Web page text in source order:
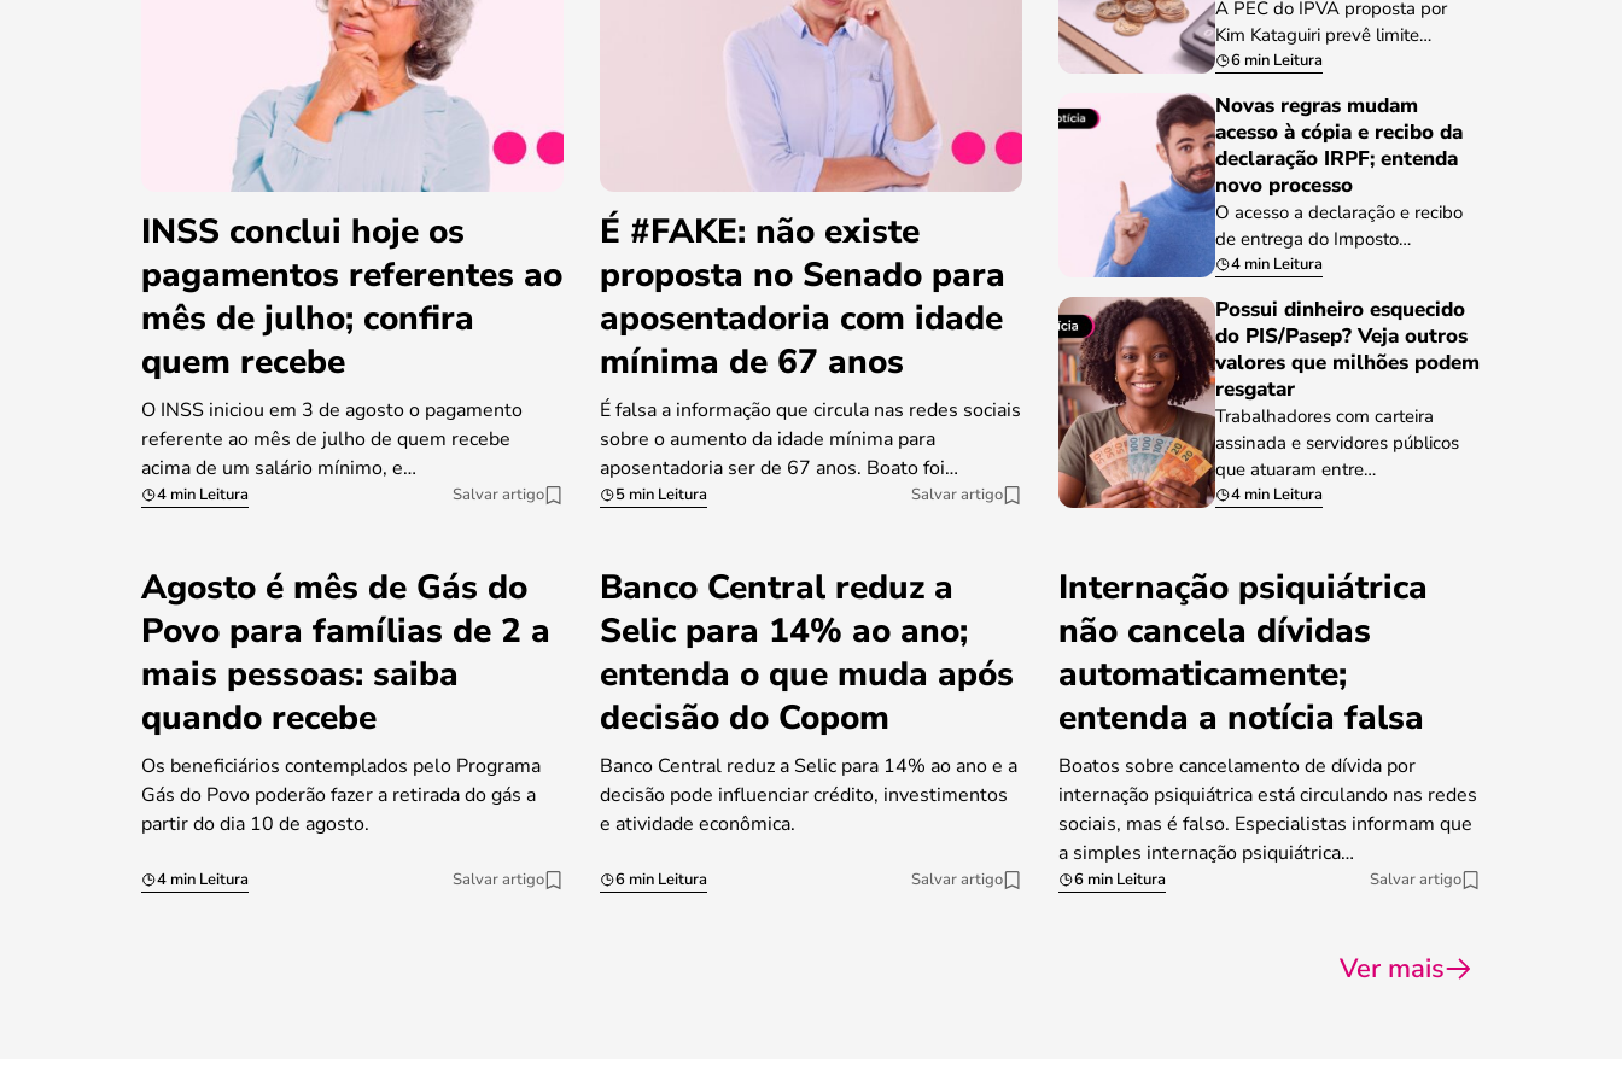
INSS conclui hoje os
pagamentos referentes ao
mês de julho; confira
quem recebe
O INSS iniciou em 3 de agosto o pagamento
referente ao mês de julho de quem recebe
acima de um salário mínimo, e…
4 min Leitura Salvar artigo
É #FAKE: não existe
proposta no Senado para
aposentadoria com idade
mínima de 67 anos
É falsa a informação que circula nas redes sociais
sobre o aumento da idade mínima para
aposentadoria ser de 67 anos. Boato foi…
5 min Leitura Salvar artigo
A PEC do IPVA proposta por
Kim Kataguiri prevê limite…
6 min Leitura
Novas regras mudam
acesso à cópia e recibo da
declaração IRPF; entenda
novo processo
O acesso a declaração e recibo
de entrega do Imposto…
4 min Leitura
Possui dinheiro esquecido
do PIS/Pasep? Veja outros
valores que milhões podem
resgatar
Trabalhadores com carteira
assinada e servidores públicos
que atuaram entre…
4 min Leitura
Agosto é mês de Gás do
Povo para famílias de 2 a
mais pessoas: saiba
quando recebe
Os beneficiários contemplados pelo Programa
Gás do Povo poderão fazer a retirada do gás a
partir do dia 10 de agosto.
4 min Leitura Salvar artigo
Banco Central reduz a
Selic para 14% ao ano;
entenda o que muda após
decisão do Copom
Banco Central reduz a Selic para 14% ao ano e a
decisão pode influenciar crédito, investimentos
e atividade econômica.
6 min Leitura Salvar artigo
Internação psiquiátrica
não cancela dívidas
automaticamente;
entenda a notícia falsa
Boatos sobre cancelamento de dívida por
internação psiquiátrica está circulando nas redes
sociais, mas é falso. Especialistas informam que
a simples internação psiquiátrica…
6 min Leitura Salvar artigo
Ver mais